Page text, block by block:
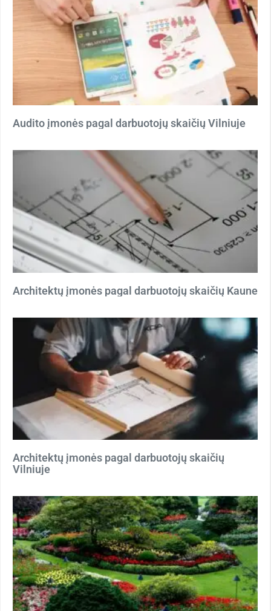
Audito įmonės pagal darbuotojų skaičių Vilniuje
Architektų įmonės pagal darbuotojų skaičių Kaune
Architektų įmonės pagal darbuotojų skaičių
Vilniuje